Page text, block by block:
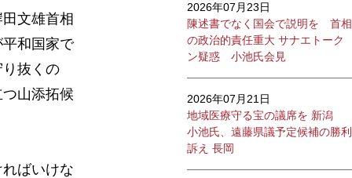
文雄首相
和国家で
抜くの
山添拓候
ばいけな
2026年07月23日
陳述書でなく国会で説明を 首相
の政治的責任重大 サナエトーク
ン疑惑 小池氏会見
2026年07月21日
地域医療守る宝の議席を 新潟
小池氏、遠藤県議予定候補の勝利
訴え 長岡